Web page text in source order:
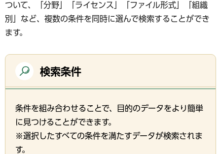
ついて、「分野」「ライセンス」「ファイル形式」「組織
別」など、複数の条件を同時に選んで検索することができ
ます。
検索条件
条件を組み合わせることで、目的のデータをより簡単
に見つけることができます。
※選択したすべての条件を満たすデータが検索されま
す。